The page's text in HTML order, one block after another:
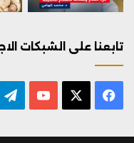
تابعنا على الشبكات
فيسبوك يوتيوب